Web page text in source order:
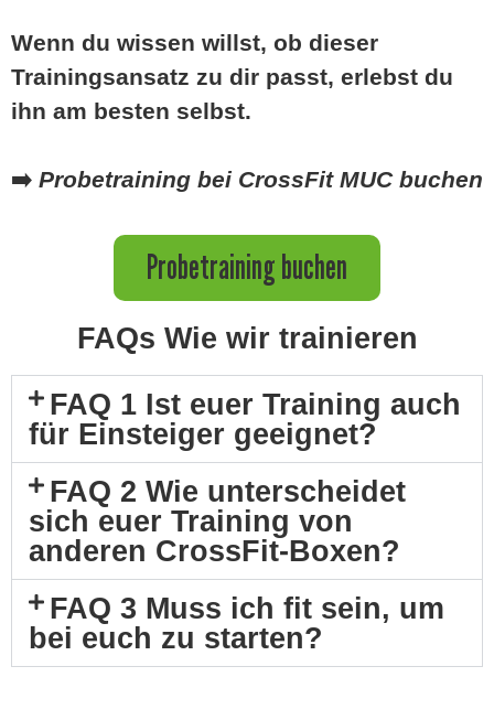
Wenn du wissen willst, ob dieser
Trainingsansatz zu dir passt, erlebst du
ihn am besten selbst.
➡️ Probetraining bei CrossFit MUC buchen
Probetraining buchen
FAQs Wie wir trainieren
FAQ 1 Ist euer Training auch
für Einsteiger geeignet?
FAQ 2 Wie unterscheidet
sich euer Training von
anderen CrossFit-Boxen?
FAQ 3 Muss ich fit sein, um
bei euch zu starten?